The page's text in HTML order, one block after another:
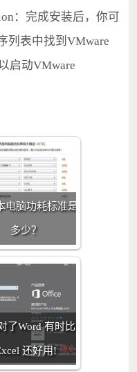
：完成安装后，你可
列表中找到VMware
启动VMware
电脑功耗标准是
多少？
了Word 有时比
还好用!